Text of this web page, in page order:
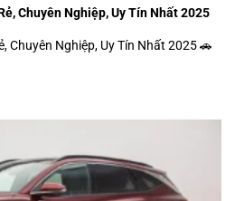
Chuyên Nghiệp, Uy Tín Nhất 2025
Chuyên Nghiệp, Uy Tín Nhất 2025 🚗